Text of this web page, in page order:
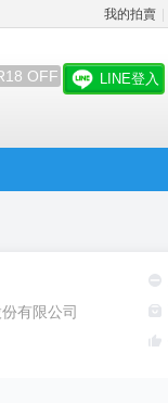
我的拍賣
OFF LINE登入
有限公司